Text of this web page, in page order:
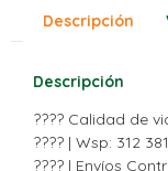
Descripción
Descripción
???? Calidad de
???? | Wsp: 312
???? | Envíos